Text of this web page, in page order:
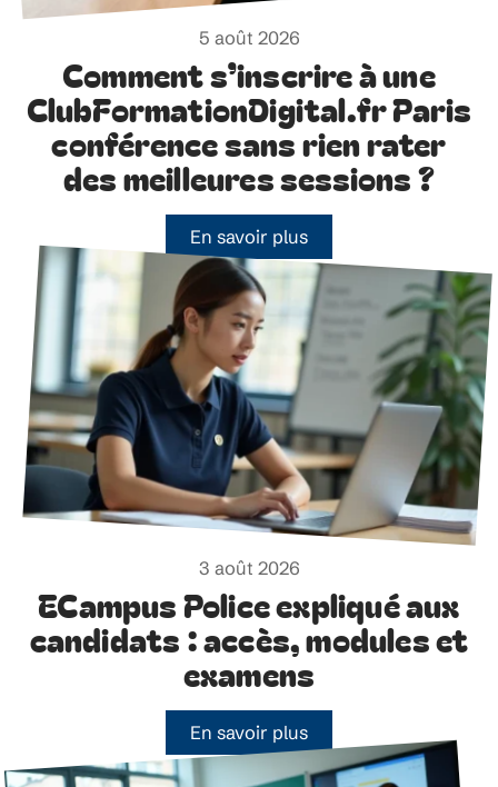
5 août 2026
Comment s’inscrire à une
ClubFormationDigital.fr Paris
conférence sans rien rater
des meilleures sessions ?
En savoir plus
3 août 2026
ECampus Police expliqué aux
candidats : accès, modules et
examens
En savoir plus